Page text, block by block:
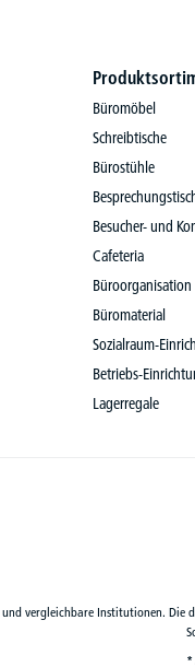
Büromöbel
Schreibtische
Bürostühle
Besucher- und
Cafeteria
Büroorganisation
Büromaterial
Sozialraum-
Betriebs-
Lagerregale
vergleichbare Institutionen.
*